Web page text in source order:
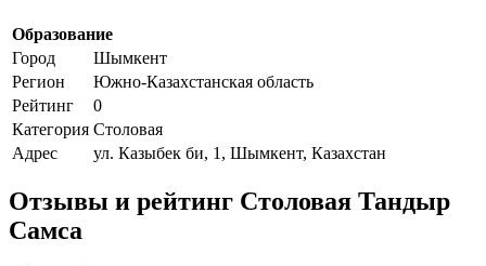
Образование
Город
Шымкент
Регион
Южно-Казахстанская область
Рейтинг
0
Категория Столовая
Адрес
ул. Казыбек би, 1, Шымкент, Казахстан
Отзывы и рейтинг Столовая Тандыр
Самса